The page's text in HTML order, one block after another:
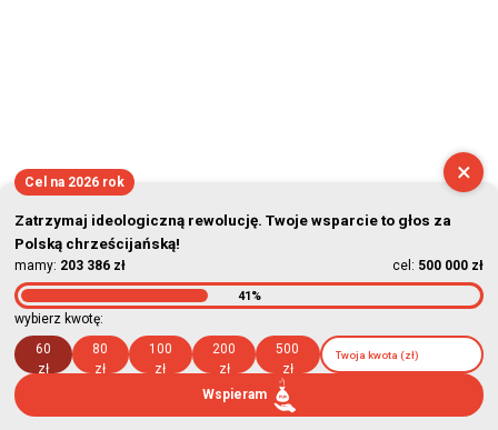
×
Cel na 2026 rok
Zatrzymaj ideologiczną rewolucję. Twoje wsparcie to głos za
Polską chrześcijańską!
mamy: 203 386 zł cel: 500 000 zł
41%
wybierz kwotę:
60
zł
80
zł
100
zł
200
zł
500
zł
Wspieram